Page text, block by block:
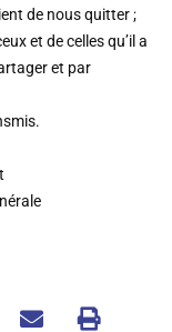
de nous quitter ;
et de celles qu’il a
et par